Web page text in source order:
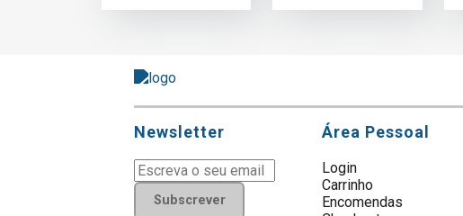
Newsletter
Subscrever
Área Pessoal
Login
Carrinho
Encomendas